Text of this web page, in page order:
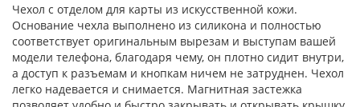
Чехол с отделом для карты из искусственной кожи.
Основание чехла выполнено из силикона и полностью
соответствует оригинальным вырезам и выступам вашей
модели телефона, благодаря чему, он плотно сидит внутри,
а доступ к разъемам и кнопкам ничем не затруднен. Чехол
легко надевается и снимается. Магнитная застежка